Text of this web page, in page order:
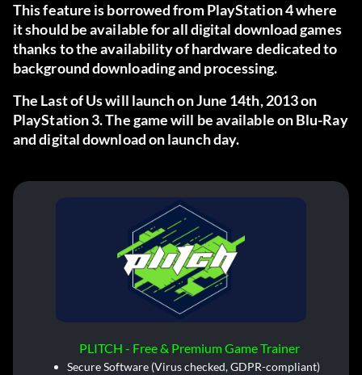
This feature is borrowed from PlayStation 4 where
it should be available for all digital download games
thanks to the availability of hardware dedicated to
background downloading and processing.
The Last of Us will launch on June 14th, 2013 on
PlayStation 3. The game will be available on Blu-Ray
and digital download on launch day.
PLITCH - Free & Premium Game Trainer
Secure Software (Virus checked, GDPR-compliant)